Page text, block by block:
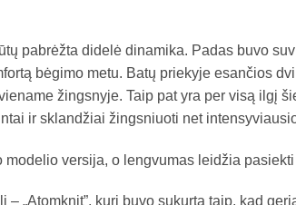
pabrėžta didelė dinamika. Padas buvo
bėgimo metu. Batų priekyje esančios dvi
žingsnyje. Taip pat yra per visą ilgį
ir sklandžiai žingsniuoti net
versija, o lengvumas leidžia
„Atomknit”, kuri buvo sukurta taip, kad